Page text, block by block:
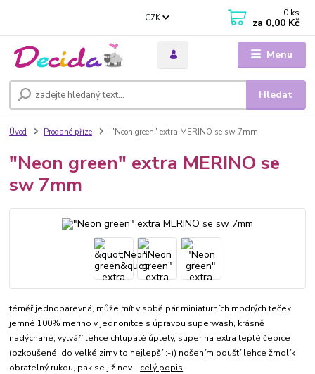
Menu
CZK
Hledat
0 ks
za 0,00 Kč
Úvod Prodané příze "Neon green" extra MERINO se sw 7mm
"Neon green" extra MERINO se
sw 7mm
téměř jednobarevná, může mít v sobě pár miniaturních modrých teček
jemné 100% merino v jednonitce s úpravou superwash, krásně
nadýchané, vytváří lehce chlupaté úplety, super na extra teplé čepice
(ozkoušené, do velké zimy to nejlepší :-)) nošením pouští lehce žmolík
obratelný rukou, pak se již nev... celý popis